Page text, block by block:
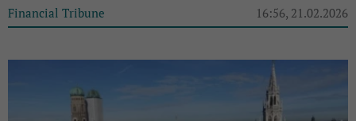
Financial Tribune 16:56, 21.02.2026